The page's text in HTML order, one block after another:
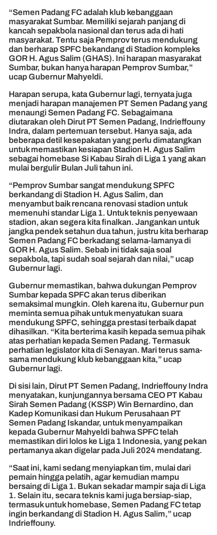
“Semen Padang FC adalah klub kebanggaan
masyarakat Sumbar. Memiliki sejarah panjang di
kancah sepakbola nasional dan terus ada di hati
masyarakat. Tentu saja Pemprov terus mendukung
dan berharap SPFC bekandang di Stadion kompleks
GOR H. Agus Salim (GHAS). Ini harapan masyarakat
Sumbar, bukan hanya harapan Pemprov Sumbar,”
ucap Gubernur Mahyeldi.
Harapan serupa, kata Gubernur lagi, ternyata juga
menjadi harapan manajemen PT Semen Padang yang
menaungi Semen Padang FC. Sebagaimana
diutarakan oleh Dirut PT Semen Padang, Indrieffouny
Indra, dalam pertemuan tersebut. Hanya saja, ada
beberapa detil kesepakatan yang perlu dimatangkan
untuk memastikan kesiapan Stadion H. Agus Salim
sebagai homebase Si Kabau Sirah di Liga 1 yang akan
mulai bergulir Bulan Juli tahun ini.
“Pemprov Sumbar sangat mendukung SPFC
berkandang di Stadion H. Agus Salim, dan
menyambut baik rencana renovasi stadion untuk
memenuhi standar Liga 1. Untuk teknis penyewaan
stadion, akan segera kita finalkan. Jangankan untuk
jangka pendek setahun dua tahun, justru kita berharap
Semen Padang FC berkadang selama-lamanya di
GOR H. Agus Salim. Sebab ini tidak saja soal
sepakbola, tapi sudah soal sejarah dan nilai,” ucap
Gubernur lagi.
Gubernur memastikan, bahwa dukungan Pemprov
Sumbar kepada SPFC akan terus diberikan
semaksimal mungkin. Oleh karena itu, Gubernur pun
meminta semua pihak untuk menyatukan suara
mendukung SPFC, sehingga prestasi terbaik dapat
dihasilkan. “Kita berterima kasih kepada semua pihak
atas perhatian kepada Semen Padang. Termasuk
perhatian legislator kita di Senayan. Mari terus sama-
sama mendukung klub kebanggaan kita,” ucap
Gubernur lagi.
Di sisi lain, Dirut PT Semen Padang, Indrieffouny Indra
menyatakan, kunjungannya bersama CEO PT Kabau
Sirah Semen Padang (KSSP) Win Bernardino, dan
Kadep Komunikasi dan Hukum Perusahaan PT
Semen Padang Iskandar, untuk menyampaikan
kepada Gubernur Mahyeldi bahwa SPFC telah
memastikan diri lolos ke Liga 1 Indonesia, yang pekan
pertamanya akan digelar pada Juli 2024 mendatang.
“Saat ini, kami sedang menyiapkan tim, mulai dari
pemain hingga pelatih, agar kemudian mampu
bersaing di Liga 1. Bukan sekadar mampir saja di Liga
1. Selain itu, secara teknis kami juga bersiap-siap,
termasuk untuk homebase, Semen Padang FC tetap
ingin berkandang di Stadion H. Agus Salim,” ucap
Indrieffouny.